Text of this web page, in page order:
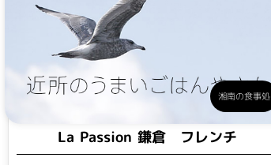
湘南の食事処
La Passion 鎌倉 フレンチ